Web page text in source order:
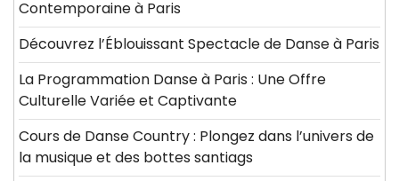
Contemporaine à Paris
Découvrez l’Éblouissant Spectacle de Danse à Paris
La Programmation Danse à Paris : Une Offre
Culturelle Variée et Captivante
Cours de Danse Country : Plongez dans l’univers de
la musique et des bottes santiags